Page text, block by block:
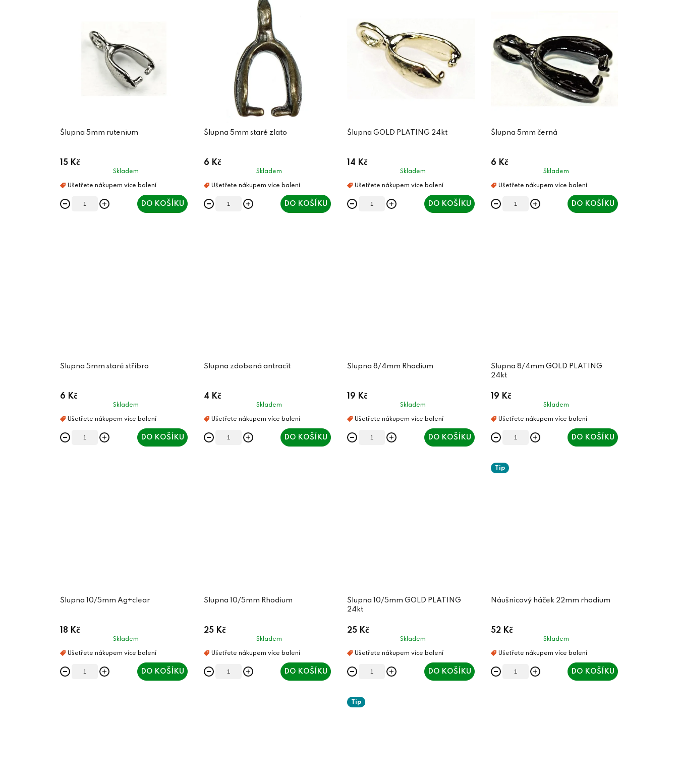
Šlupna 5mm rutenium
15 Kč
Skladem
DO KOŠÍKU
Šlupna 5mm staré zlato
6 Kč
Skladem
DO KOŠÍKU
Šlupna GOLD PLATING 24kt
14 Kč
Skladem
DO KOŠÍKU
Šlupna 5mm černá
6 Kč
Skladem
DO KOŠÍKU
Šlupna 5mm staré stříbro
6 Kč
Skladem
DO KOŠÍKU
Šlupna zdobená antracit
4 Kč
Skladem
DO KOŠÍKU
Šlupna 8/4mm Rhodium
19 Kč
Skladem
DO KOŠÍKU
Šlupna 8/4mm GOLD PLATING
24kt
19 Kč
Skladem
DO KOŠÍKU
Šlupna 10/5mm Ag+clear
18 Kč
Skladem
DO KOŠÍKU
Šlupna 10/5mm Rhodium
25 Kč
Skladem
DO KOŠÍKU
Šlupna 10/5mm GOLD PLATING
24kt
25 Kč
Skladem
DO KOŠÍKU
Tip
Náušnicový háček 22mm rhodium
52 Kč
Skladem
DO KOŠÍKU
Tip